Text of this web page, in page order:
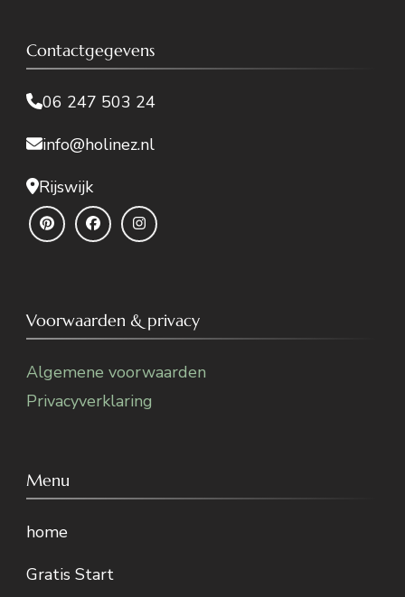
Contactgegevens
06 247 503 24
info@holinez.nl
Rijswijk
Voorwaarden & privacy
Algemene voorwaarden
Privacyverklaring
Menu
home
Gratis Start